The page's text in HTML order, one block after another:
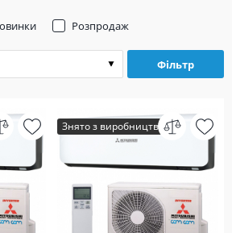
Фільтр
Розпродаж
Знято з виробництва